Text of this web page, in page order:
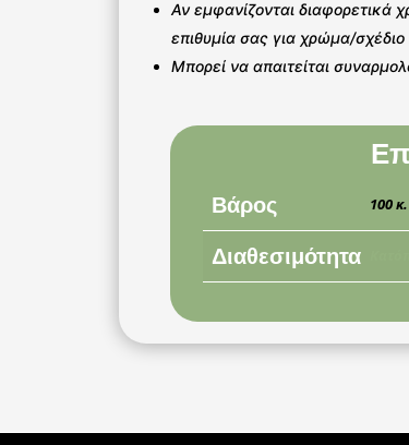
Αν εμφανίζονται διαφορετικά
επιθυμία σας για χρώμα/σχέδιο
Μπορεί να απαιτείται
Βάρος 100 κ.
Διαθεσιμότητα